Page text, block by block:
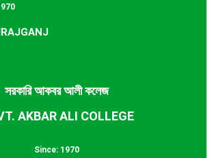
সরকারি আকবর আলী কলেজ
AKBAR ALI COLLEGE
Since: 1970